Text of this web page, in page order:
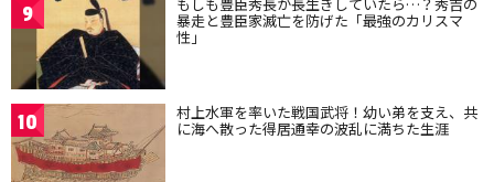
9 もしも豊臣秀長が長生きしていたら…？秀吉の
暴走と豊臣家滅亡を防げた「最強のカリスマ
性」
10 村上水軍を率いた戦国武将！幼い弟を支え、共
に海へ散った得居通幸の波乱に満ちた生涯